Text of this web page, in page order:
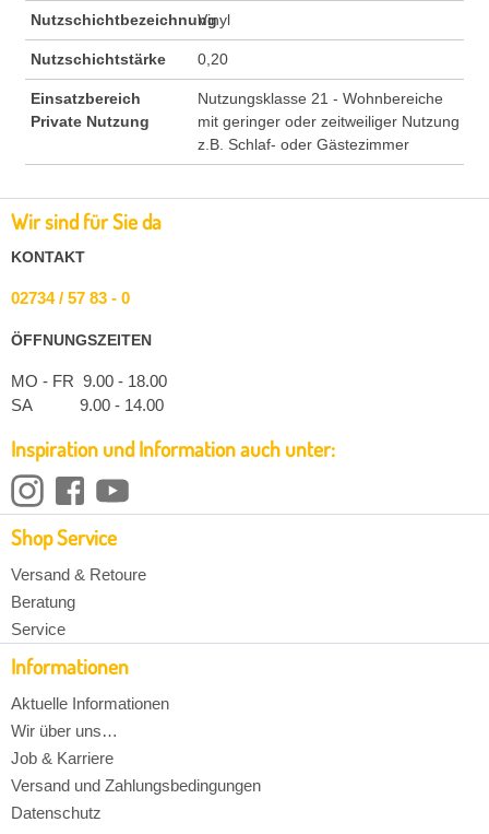
Nutzschichtbezeichnung
Vinyl
Nutzschichtstärke 0,20
Einsatzbereich
Private Nutzung
Nutzungsklasse 21 - Wohnbereiche
mit geringer oder zeitweiliger Nutzung
z.B. Schlaf- oder Gästezimmer
Wir sind für Sie da
KONTAKT
02734 / 57 83 - 0
ÖFFNUNGSZEITEN
MO - FR 9.00 - 18.00
SA 9.00 - 14.00
Inspiration und Information auch unter:
Shop Service
Versand & Retoure
Beratung
Service
Informationen
Aktuelle Informationen
Wir über uns…
Job & Karriere
Versand und Zahlungsbedingungen
Datenschutz